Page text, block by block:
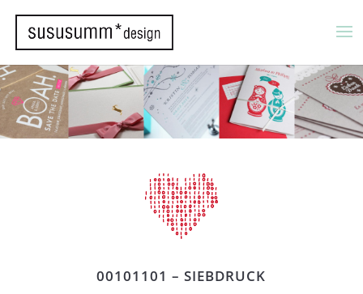
00101101 – SIEBDRUCK